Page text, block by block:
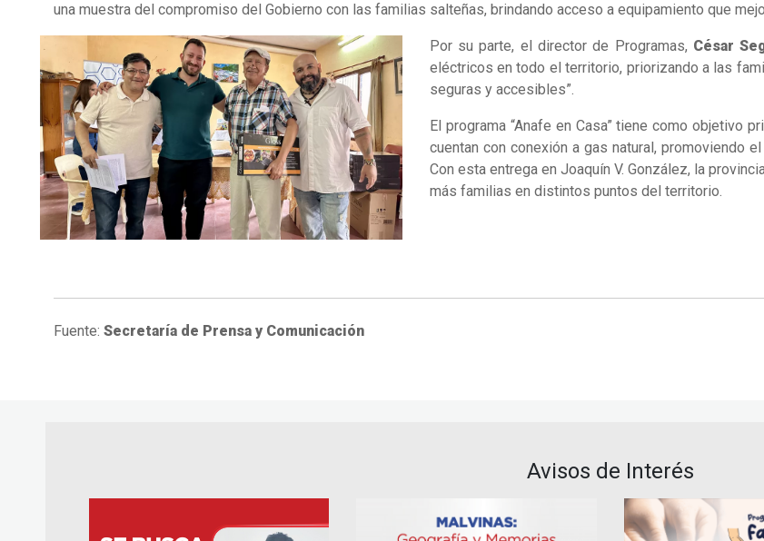
una muestra del compromiso del Gobierno con las familias salteñas, brindando acceso a equipamiento que
Por su parte, el director de Programas, César
eléctricos en todo el territorio, priorizando a las
seguras y accesibles”.
El programa “Anafe en Casa” tiene como objetivo
cuentan con conexión a gas natural, promoviendo
Con esta entrega en Joaquín V. González, la
más familias en distintos puntos del territorio.
Fuente: Secretaría de Prensa y Comunicación
Avisos de Interés